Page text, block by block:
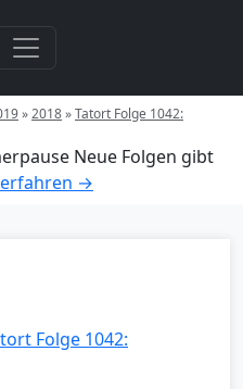
»2018»Tatort Folge 1042:
Neue Folgen gibt
→
Folge 1042: